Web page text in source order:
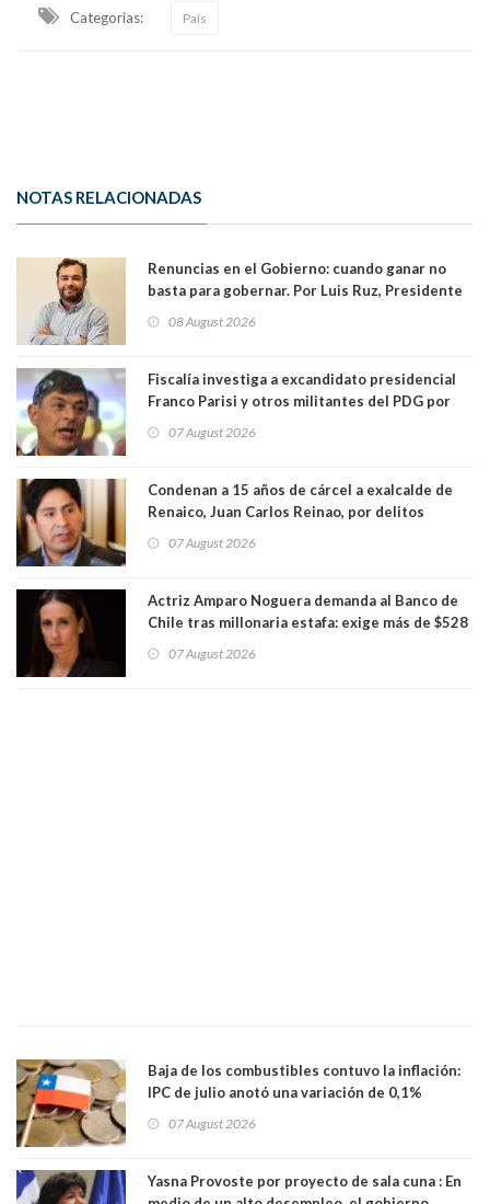
Categorias: País
NOTAS RELACIONADAS
Renuncias en el Gobierno: cuando ganar no
basta para gobernar. Por Luis Ruz, Presidente
08 August 2026
Fiscalía investiga a excandidato presidencial
Franco Parisi y otros militantes del PDG por
07 August 2026
Condenan a 15 años de cárcel a exalcalde de
Renaico, Juan Carlos Reinao, por delitos
07 August 2026
Actriz Amparo Noguera demanda al Banco de
Chile tras millonaria estafa: exige más de $528
07 August 2026
Baja de los combustibles contuvo la inflación:
IPC de julio anotó una variación de 0,1%
07 August 2026
Yasna Provoste por proyecto de sala cuna : En